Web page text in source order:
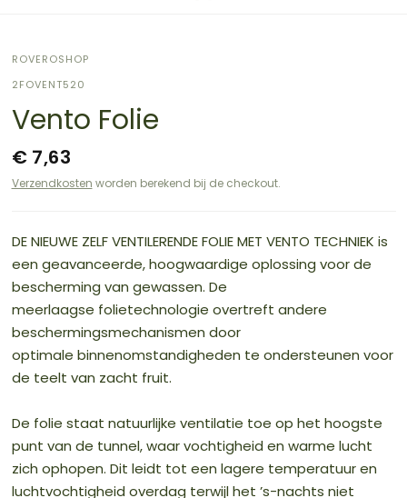
ROVEROSHOP
2FOVENT520
Vento Folie
€ 7,63
Verzendkosten worden berekend bij de checkout.
DE NIEUWE ZELF VENTILERENDE FOLIE MET VENTO TECHNIEK is
een geavanceerde, hoogwaardige oplossing voor de
bescherming van gewassen. De
meerlaagse folietechnologie overtreft andere
beschermingsmechanismen door
optimale binnenomstandigheden te ondersteunen voor
de teelt van zacht fruit.
De folie staat natuurlijke ventilatie toe op het hoogste
punt van de tunnel, waar vochtigheid en warme lucht
zich ophopen. Dit leidt tot een lagere temperatuur en
luchtvochtigheid overdag terwijl het ’s-nachts niet